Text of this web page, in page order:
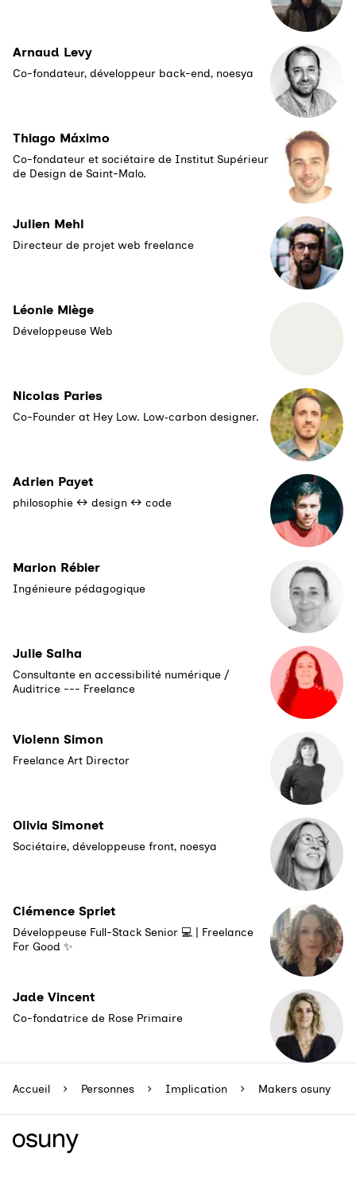
Arnaud Levy
Co-fondateur, développeur back-end, noesya
Thiago Máximo
Co-fondateur et sociétaire de Institut Supérieur
de Design de Saint-Malo.
Julien Mehl
Directeur de projet web freelance
Léonie Miège
Développeuse Web
Nicolas Paries
Co-Founder at Hey Low. Low‑carbon designer.
Adrien Payet
philosophie ↔ design ↔ code
Marion Rébier
Ingénieure pédagogique
Julie Salha
Consultante en accessibilité numérique /
Auditrice --- Freelance
Violenn Simon
Freelance Art Director
Olivia Simonet
Sociétaire, développeuse front, noesya
Clémence Spriet
Développeuse Full-Stack Senior 💻 | Freelance
For Good ✨
Jade Vincent
Co-fondatrice de Rose Primaire
Accueil Personnes Implication Makers osuny